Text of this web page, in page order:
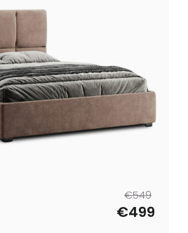
Reguliari
kaina
€549
Išpardavimo
kaina€499